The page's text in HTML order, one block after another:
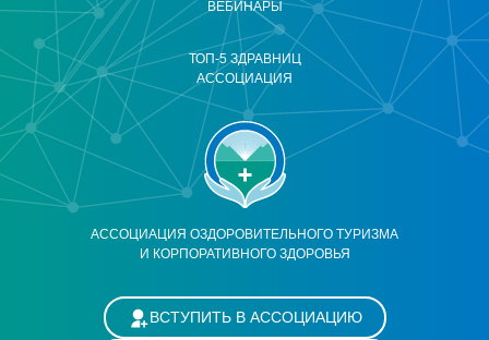
АССОЦИАЦИЯ ОЗДОРОВИТЕЛЬНОГО ТУРИЗМА
И КОРПОРАТИВНОГО ЗДОРОВЬЯ
ВЕБИНАРЫ
ТОП-5 ЗДРАВНИЦ
АССОЦИАЦИЯ
ВСТУПИТЬ В АССОЦИАЦИЮ